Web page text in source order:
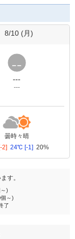
8/10 (月)
---
---
曇時々晴
2] 24℃ [-1] 20%
す。
)
～)
了